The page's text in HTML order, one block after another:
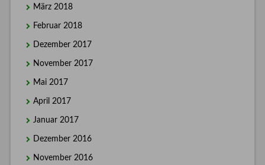
März 2018
Februar 2018
Dezember 2017
November 2017
Mai 2017
April 2017
Januar 2017
Dezember 2016
November 2016